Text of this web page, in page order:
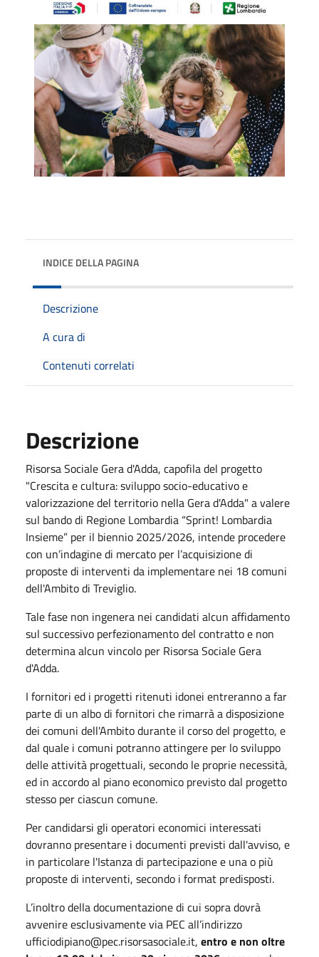
INDICE DELLA PAGINA
Descrizione
A cura di
Contenuti correlati
Descrizione
Risorsa Sociale Gera d'Adda, capofila del progetto
"Crescita e cultura: sviluppo socio-educativo e
valorizzazione del territorio nella Gera d'Adda" a valere
sul bando di Regione Lombardia “Sprint! Lombardia
Insieme” per il biennio 2025/2026, intende procedere
con un’indagine di mercato per l’acquisizione di
proposte di interventi da implementare nei 18 comuni
dell'Ambito di Treviglio.
Tale fase non ingenera nei candidati alcun affidamento
sul successivo perfezionamento del contratto e non
determina alcun vincolo per Risorsa Sociale Gera
d'Adda.
I fornitori ed i progetti ritenuti idonei entreranno a far
parte di un albo di fornitori che rimarrà a disposizione
dei comuni dell'Ambito durante il corso del progetto, e
dal quale i comuni potranno attingere per lo sviluppo
delle attività progettuali, secondo le proprie necessità,
ed in accordo al piano economico previsto dal progetto
stesso per ciascun comune.
Per candidarsi gli operatori economici interessati
dovranno presentare i documenti previsti dall'avviso, e
in particolare l'Istanza di partecipazione e una o più
proposte di interventi, secondo i format predisposti.
L’inoltro della documentazione di cui sopra dovrà
avvenire esclusivamente via PEC all’indirizzo
ufficiodipiano@pec.risorsasociale.it, entro e non oltre